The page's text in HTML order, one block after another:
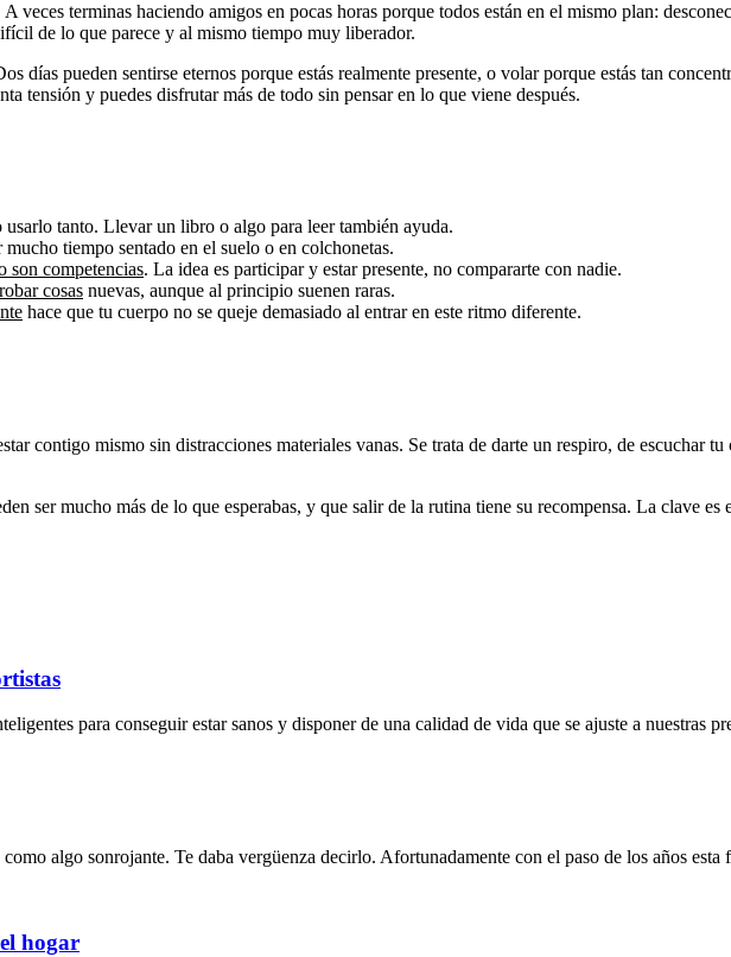
veces terminas haciendo amigos en pocas horas porque todos están en el mismo plan:
de lo que parece y al mismo tiempo muy liberador.
días pueden sentirse eternos porque estás realmente presente, o volar porque estás tan
tensión y puedes disfrutar más de todo sin pensar en lo que viene después.
usarlo tanto. Llevar un libro o algo para leer también ayuda.
tiempo sentado en el suelo o en colchonetas.
son competencias. La idea es participar y estar presente, no compararte con nadie.
cosas nuevas, aunque al principio suenen raras.
hace que tu cuerpo no se queje demasiado al entrar en este ritmo diferente.
contigo mismo sin distracciones materiales vanas. Se trata de darte un respiro, de escuchar
ser mucho más de lo que esperabas, y que salir de la rutina tiene su recompensa. La clave
para conseguir estar sanos y disponer de una calidad de vida que se ajuste a nuestras
algo sonrojante. Te daba vergüenza decirlo. Afortunadamente con el paso de los años esta
hogar